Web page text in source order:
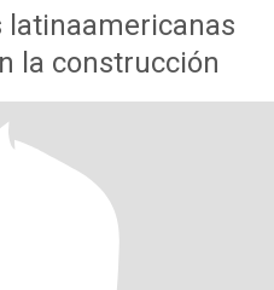
latinaamericanas
la construcción